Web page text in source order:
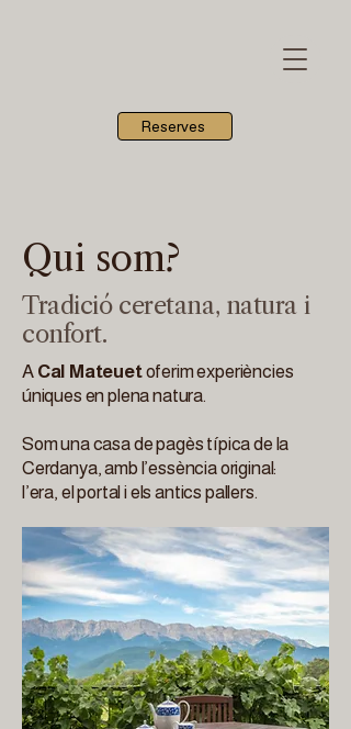
Reserves
Qui som?
Tradició ceretana, natura i
confort.
A Cal Mateuetoferim experiències
úniques en plena natura.
Som una casa de pagès típica de la
Cerdanya, amb l’essència original:
l’era, el portal i els antics pallers.